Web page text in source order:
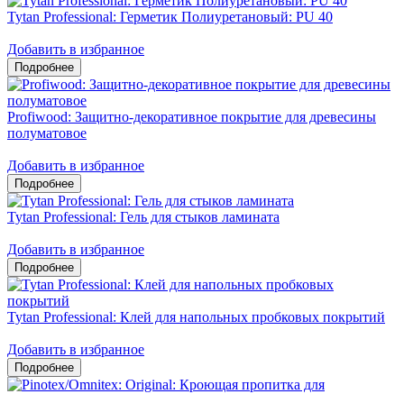
Tytan Professional: Герметик Полиуретановый: PU 40
Добавить в избранное
Profiwood: Защитно-декоративное покрытие для древесины
полуматовое
Добавить в избранное
Tytan Professional: Гель для стыков ламината
Добавить в избранное
Tytan Professional: Клей для напольных пробковых покрытий
Добавить в избранное